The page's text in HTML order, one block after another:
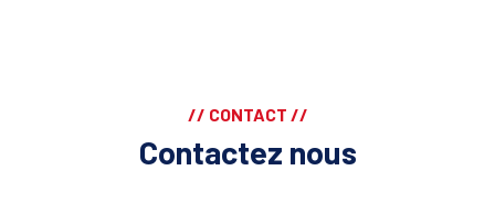
// CONTACT //
Contactez nous